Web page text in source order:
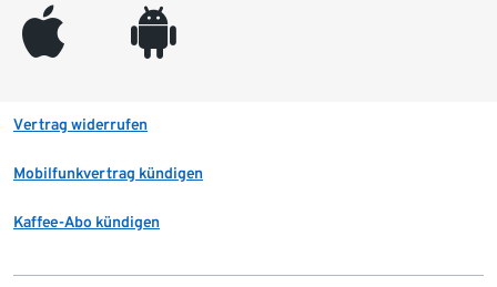
appleinc android
Vertrag widerrufen
Mobilfunkvertrag kündigen
Kaffee-Abo kündigen